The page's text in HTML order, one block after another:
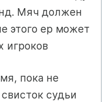
Мяч должен
этого ер может
игро­ков
пока не
судьи